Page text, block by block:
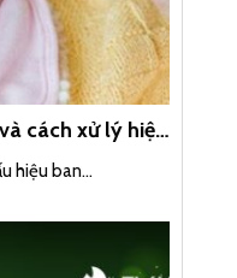
cách xử lý hiệu
hiệu ban...